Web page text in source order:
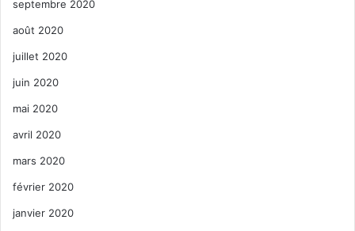
septembre 2020
août 2020
juillet 2020
juin 2020
mai 2020
avril 2020
mars 2020
février 2020
janvier 2020